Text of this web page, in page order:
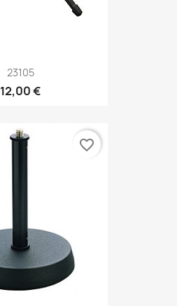
23105
12,00 €
favorite_border